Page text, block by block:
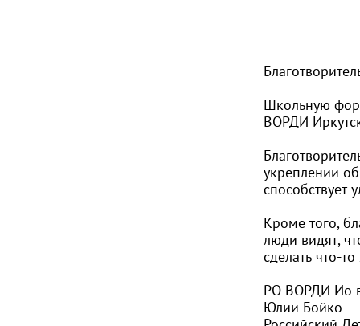
Школьную
ВОРДИ
укреплении
способствует
Кроме того,
люди видят,
сделать что-
РО ВОРДИ Ио
Юлии Бойко